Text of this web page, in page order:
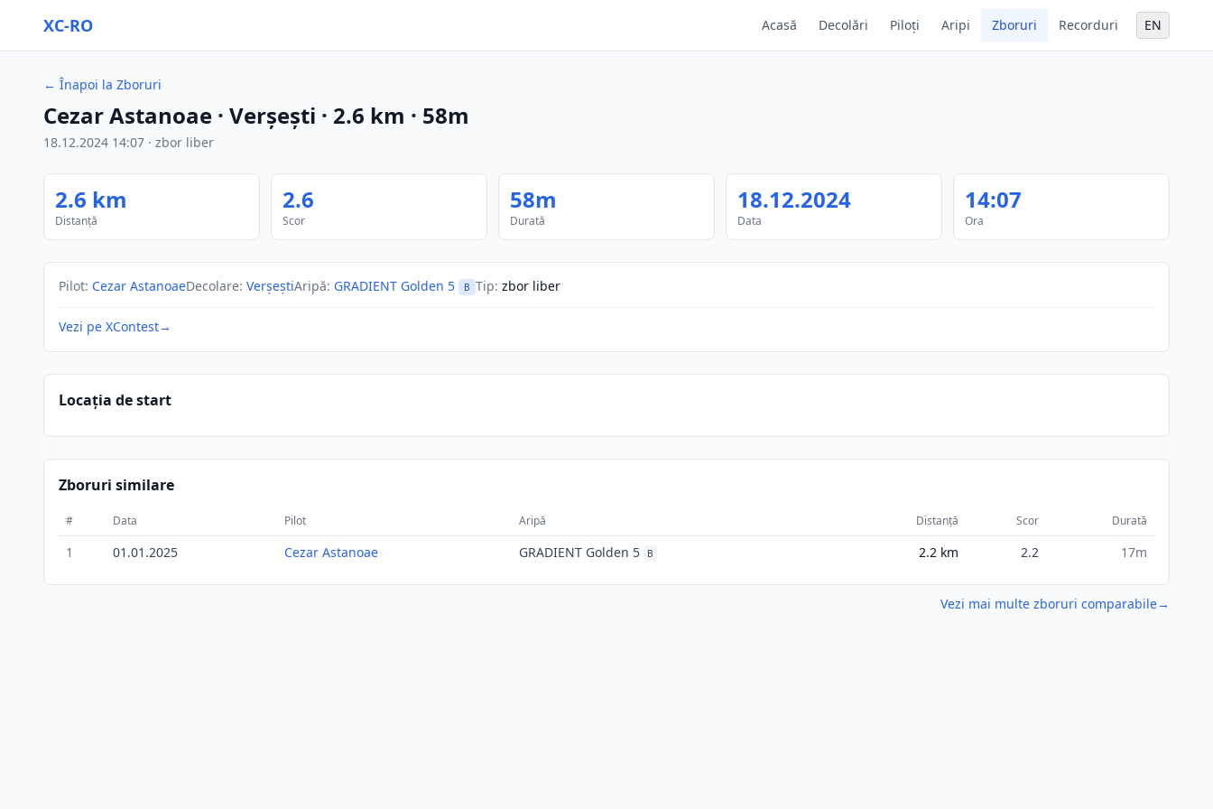
XC-RO Acasă Decolări Piloți Aripi Zboruri Recorduri EN
← Înapoi la Zboruri
Cezar Astanoae · Verșești · 2.6 km · 58m
18.12.2024 14:07 · zbor liber
2.6 km
Distanță
2.6
Scor
58m
Durată
18.12.2024
Data
14:07
Ora
Pilot: Cezar AstanoaeDecolare: VerșeștiAripă: GRADIENT Golden 5 B Tip: zbor liber
Vezi pe XContest→
Locația de start
Zboruri similare
# Data Pilot Aripă Distanță Scor Durată
1 01.01.2025 Cezar Astanoae GRADIENT Golden 5 B 2.2 km 2.2 17m
Vezi mai multe zboruri comparabile→